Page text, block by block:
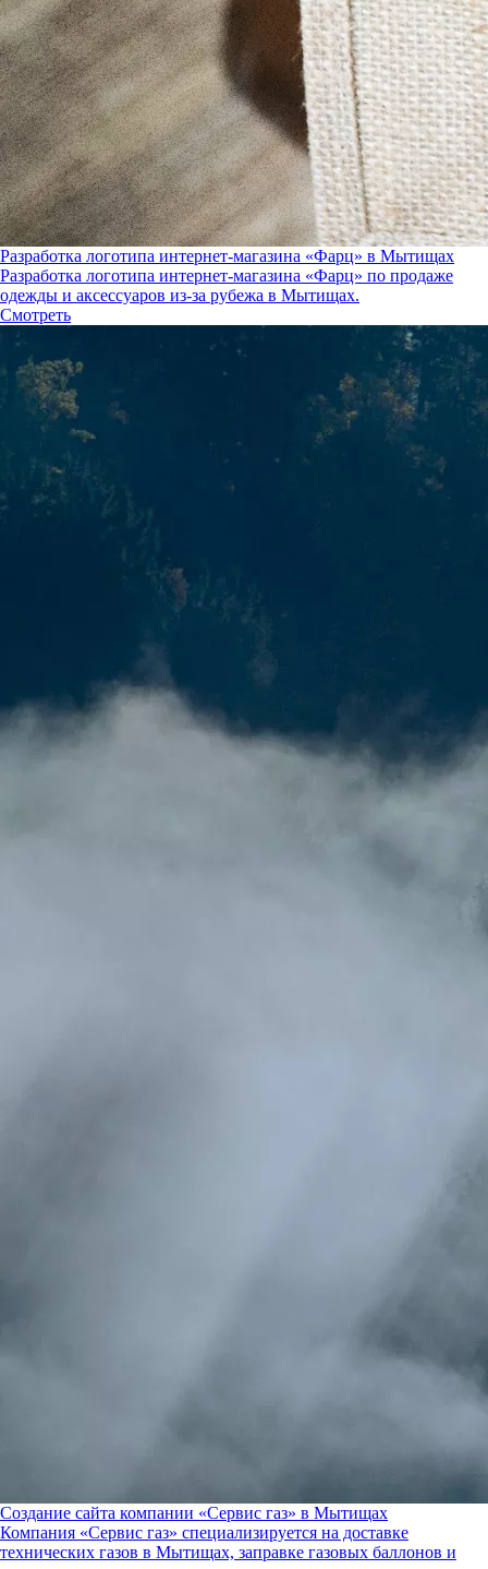
Разработка логотипа интернет-магазина «Фарц» в Мытищах
Разработка логотипа интернет-магазина «Фарц» по продаже
одежды и аксессуаров из-за рубежа в Мытищах.
Смотреть
Создание сайта компании «Сервис газ» в Мытищах
Компания «Сервис газ» специализируется на доставке
технических газов в Мытищах, заправке газовых баллонов и